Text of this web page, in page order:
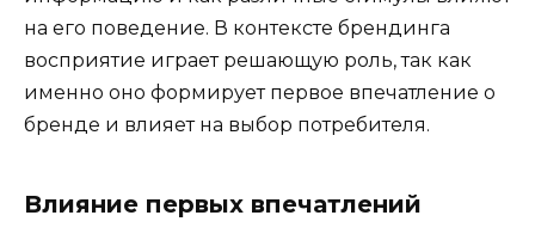
на его поведение. В контексте брендинга
восприятие играет решающую роль, так как
именно оно формирует первое впечатление о
бренде и влияет на выбор потребителя.
Влияние первых впечатлений